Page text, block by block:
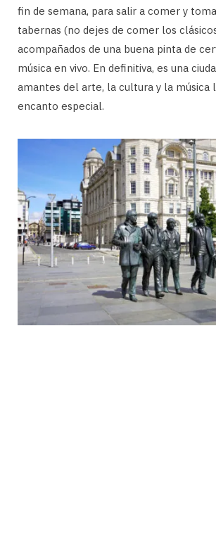
fin de semana, para salir a comer y
tabernas (no dejes de comer los
acompañados de una buena pinta de
música en vivo. En definitiva, es una
amantes del arte, la cultura y la música
encanto especial.